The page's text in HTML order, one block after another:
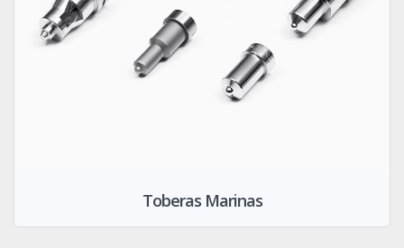
Toberas Marinas